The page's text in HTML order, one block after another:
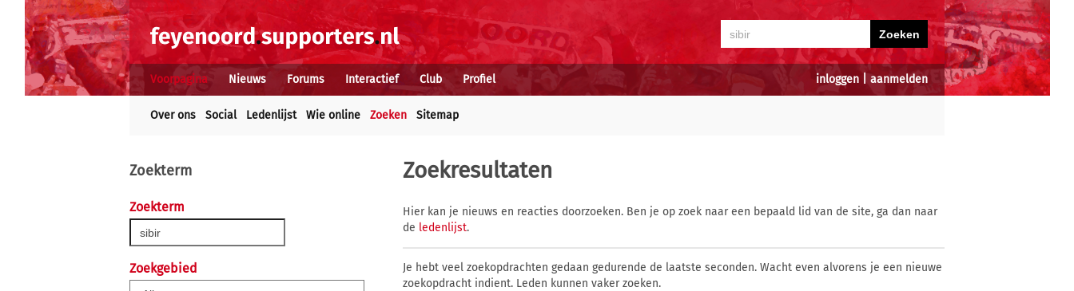
inloggen aanmelden
Voorpagina Nieuws Forums Interactief Club Profiel
Over ons Social Ledenlijst Wie online Zoeken Sitemap
Zoekterm
Zoekterm
Zoekgebied
Zoekresultaten
Hier kan je nieuws en reacties doorzoeken. Ben je op zoek naar een bepaald lid van de site, ga dan naar
de ledenlijst.
Je hebt veel zoekopdrachten gedaan gedurende de laatste seconden. Wacht even alvorens je een nieuwe
zoekopdracht indient. Leden kunnen vaker zoeken.